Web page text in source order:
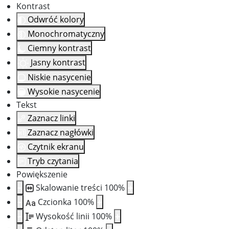
Kontrast
Odwróć kolory
Monochromatyczny
Ciemny kontrast
Jasny kontrast
Niskie nasycenie
Wysokie nasycenie
Tekst
Zaznacz linki
Zaznacz nagłówki
Czytnik ekranu
Tryb czytania
Powiększenie
Skalowanie treści 100%
Aa Czcionka 100%
Wysokość linii 100%